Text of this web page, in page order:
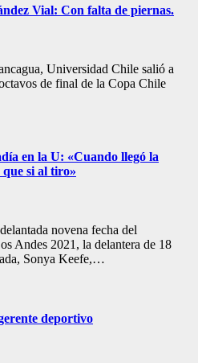
Vial: Con falta de piernas.
Universidad Chile salió a
de final de la Copa Chile
en la U: «Cuando llegó la
si al tiro»
novena fecha del
Andes 2021, la delantera de 18
Sonya Keefe,…
deportivo